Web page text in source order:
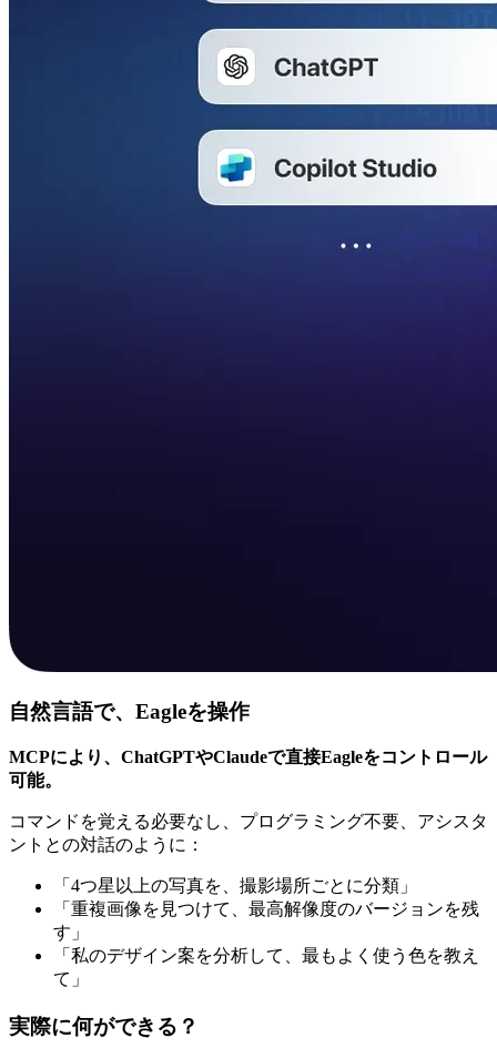
自然言語で、Eagleを操作
MCPにより、ChatGPTやClaudeで直接Eagleをコントロール
可能。
コマンドを覚える必要なし、プログラミング不要、アシスタ
ントとの対話のように：
「4つ星以上の写真を、撮影場所ごとに分類」
「重複画像を見つけて、最高解像度のバージョンを残
す」
「私のデザイン案を分析して、最もよく使う色を教え
て」
実際に何ができる？